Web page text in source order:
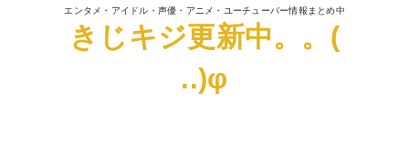
エンタメ・アイドル・声優・アニメ・ユーチューバー情報まとめ中
きじキジ更新中。。(
..)φ